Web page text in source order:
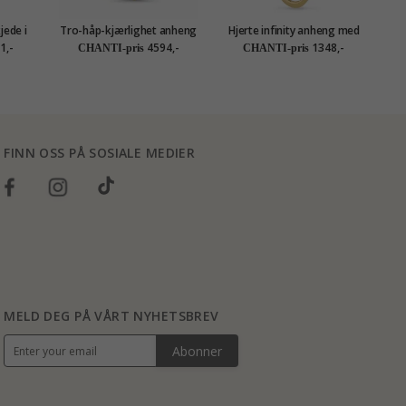
i
i 8
Tro-håp-kjærlighet anheng
i 14 karat gull - Amoré
CHANTI-pris 4594,-
Hjerte infinity anheng med
halskjede i forgylt sølv
CHANTI-pris 1348,-
FINN OSS PÅ SOSIALE MEDIER
MELD DEG PÅ VÅRT NYHETSBREV
Abonner